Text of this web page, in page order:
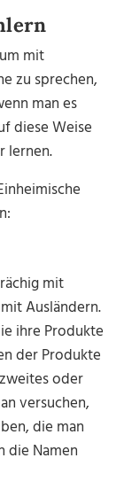
mit
zu sprechen,
man es
diese Weise
lernen.
mit
Ausländern.
ihre Produkte
der Produkte
oder
versuchen,
die man
die Namen